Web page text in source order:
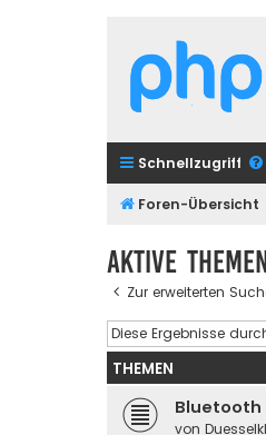
Schnellzugriff
Foren-Übersicht
Aktive
Zur erweiterten
THEMEN
Bluetooth
von